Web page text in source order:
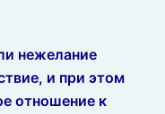
нежелание
и при этом
отношение к